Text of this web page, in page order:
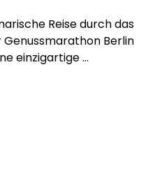
Reise durch das
Genussmarathon Berlin
einzigartige …